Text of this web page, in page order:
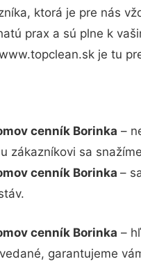
ktorá je pre nás
prax a sú plne k
je tu
cenník Borinka –
zákazníkovi sa
cenník Borinka –
cenník Borinka –
garantujeme